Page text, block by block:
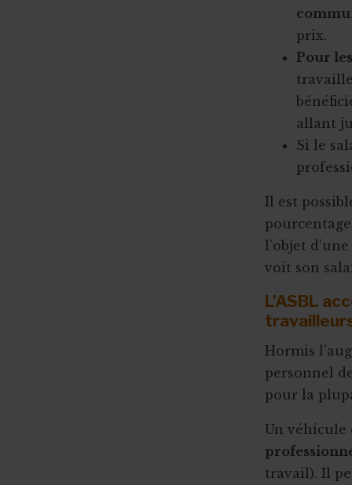
prix.
Pour
allant
Si le
Il est
l’objet
voit son
L’ASBL
Hormis
personnel
pour la
Un véhicule
travail). Il